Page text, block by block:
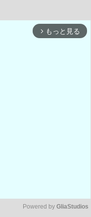
arrow_forward_ios もっと見る
Powered by GliaStudios